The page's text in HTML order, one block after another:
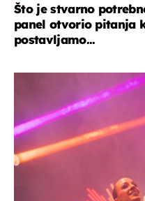
Što je stvarno
panel otvorio pitanja
postavljamo...